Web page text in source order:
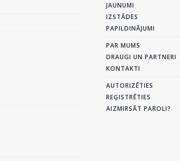
JAUNUMI
IZSTĀDES
PAPILDINĀJUMI
PAR MUMS
DRAUGI UN PARTNERI
KONTAKTI
AUTORIZĒTIES
REĢISTRĒTIES
AIZMIRSĀT PAROLI?